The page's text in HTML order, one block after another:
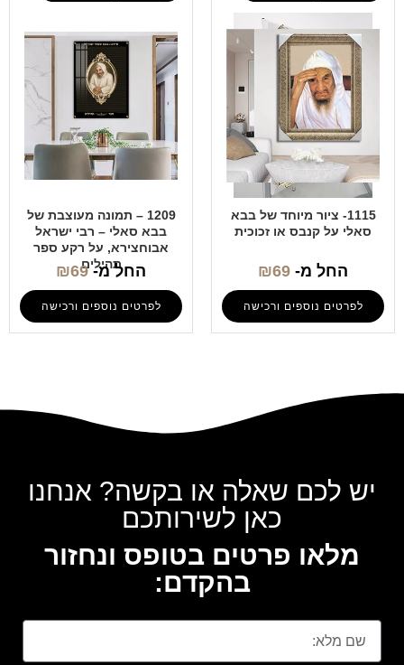
1115- ציור מיוחד של בבא
סאלי על קנבס או זכוכית
החל מ- ₪69
לפרטים נוספים ורכישה
1209 – תמונה מעוצבת של
בבא סאלי – רבי ישראל
אבוחצירא, על רקע ספר
תהילים
החל מ- ₪69
לפרטים נוספים ורכישה
יש לכם שאלה או בקשה? אנחנו
כאן לשירותכם
מלאו פרטים בטופס ונחזור
בהקדם: